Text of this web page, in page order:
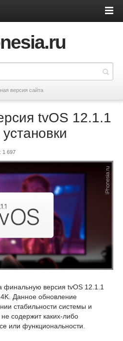
версия сайта
tvOS 12.1.1
1 697
финальную версия tvOS 12.1.1
Данное обновление
стабильности системы и
содержит каких-либо
или функциональности.